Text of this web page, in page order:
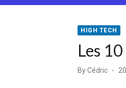
HIGH TECH
Les
ByCédric